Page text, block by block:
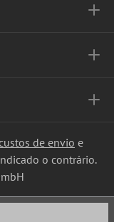
de envio e
o contrário.